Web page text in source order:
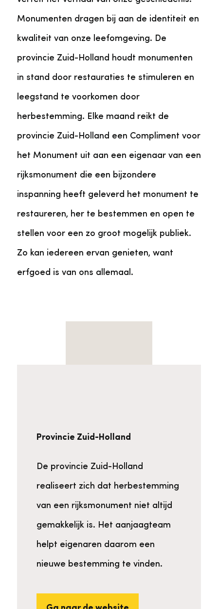
Monumenten dragen bij aan de identiteit en
kwaliteit van onze leefomgeving. De
provincie Zuid-Holland houdt monumenten
in stand door restauraties te stimuleren en
leegstand te voorkomen door
herbestemming. Elke maand reikt de
provincie Zuid-Holland een Compliment voor
het Monument uit aan een eigenaar van een
rijksmonument die een bijzondere
inspanning heeft geleverd het monument te
restaureren, her te bestemmen en open te
stellen voor een zo groot mogelijk publiek.
Zo kan iedereen ervan genieten, want
erfgoed is van ons allemaal.
Provincie Zuid-Holland
De provincie Zuid-Holland
realiseert zich dat herbestemming
van een rijksmonument niet altijd
gemakkelijk is. Het aanjaagteam
helpt eigenaren daarom een
nieuwe bestemming te vinden.